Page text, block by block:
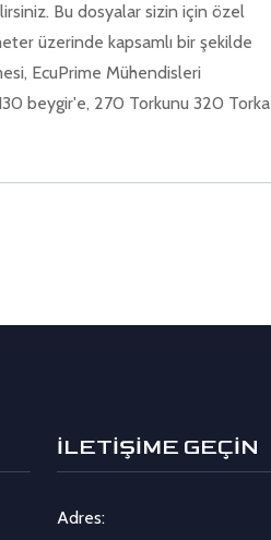
Bu dosyalar sizin için özel
üzerinde kapsamlı bir şekilde
EcuPrime Mühendisleri
beygir'e, 270 Torkunu 320 Torka
İLETİŞİME GEÇİN
Adres: